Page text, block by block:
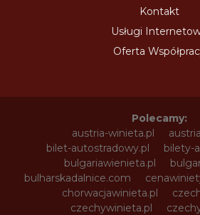
Kontakt
Usługi
Oferta
Polecamy:
austria-winieta.pl
bilet-autostradowy.pl
bilety-
bulgariawienieta.pl
bulharskadalnice.com
chorwacjawinieta.pl
czechywinieta.pl